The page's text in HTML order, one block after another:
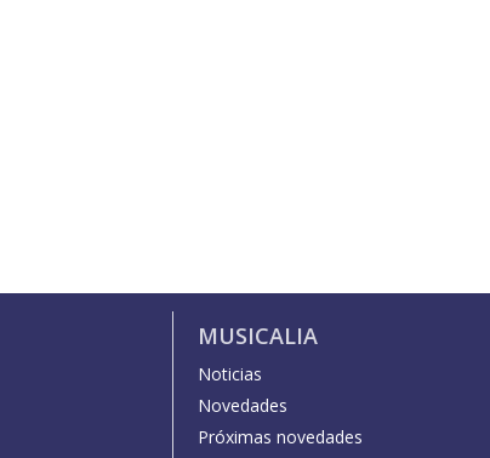
MUSICALIA
Noticias
Novedades
Próximas novedades